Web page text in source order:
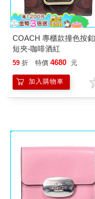
COACH 專櫃款撞色按釦
短夾-咖啡酒紅
59 折 特價 4680 元
加入購物車